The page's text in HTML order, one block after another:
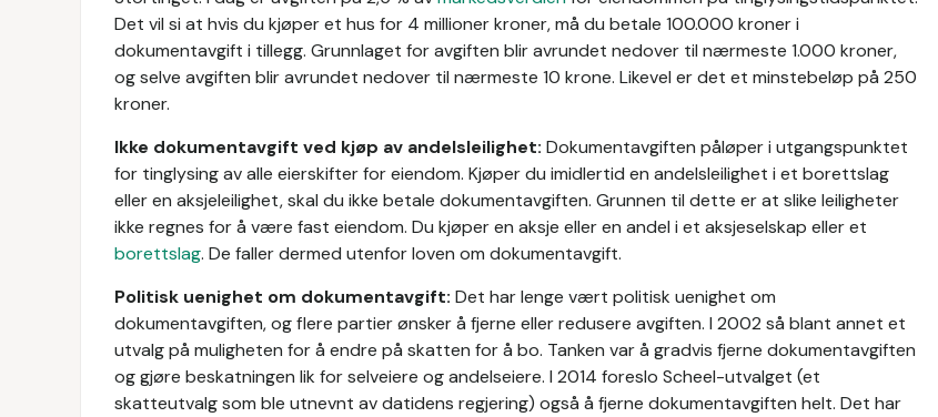
Det vil si at hvis du kjøper et hus for 4 millioner kroner, må du betale 100.000 kroner i
dokumentavgift i tillegg. Grunnlaget for avgiften blir avrundet nedover til nærmeste 1.000 kroner,
og selve avgiften blir avrundet nedover til nærmeste 10 krone. Likevel er det et minstebeløp på 250
kroner.
Ikke dokumentavgift ved kjøp av andelsleilighet: Dokumentavgiften påløper i utgangspunktet
for tinglysing av alle eierskifter for eiendom. Kjøper du imidlertid en andelsleilighet i et borettslag
eller en aksjeleilighet, skal du ikke betale dokumentavgiften. Grunnen til dette er at slike leiligheter
ikke regnes for å være fast eiendom. Du kjøper en aksje eller en andel i et aksjeselskap eller et
borettslag. De faller dermed utenfor loven om dokumentavgift.
Politisk uenighet om dokumentavgift: Det har lenge vært politisk uenighet om
dokumentavgiften, og flere partier ønsker å fjerne eller redusere avgiften. I 2002 så blant annet et
utvalg på muligheten for å endre på skatten for å bo. Tanken var å gradvis fjerne dokumentavgiften
og gjøre beskatningen lik for selveiere og andelseiere. I 2014 foreslo Scheel-utvalget (et
skatteutvalg som ble utnevnt av datidens regjering) også å fjerne dokumentavgiften helt. Det har